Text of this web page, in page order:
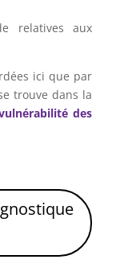
relatives aux
ici que par
trouve dans la
des